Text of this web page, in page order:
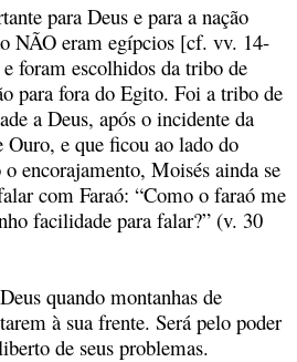
para Deus e para a nação
NÃO eram egípcios [cf. vv. 14-
foram escolhidos da tribo de
para fora do Egito. Foi a tribo de
a Deus, após o incidente da
Ouro, e que ficou ao lado do
encorajamento, Moisés ainda se
com Faraó: “Como o faraó me
facilidade para falar?” (v. 30
quando montanhas de
à sua frente. Será pelo poder
de seus problemas.